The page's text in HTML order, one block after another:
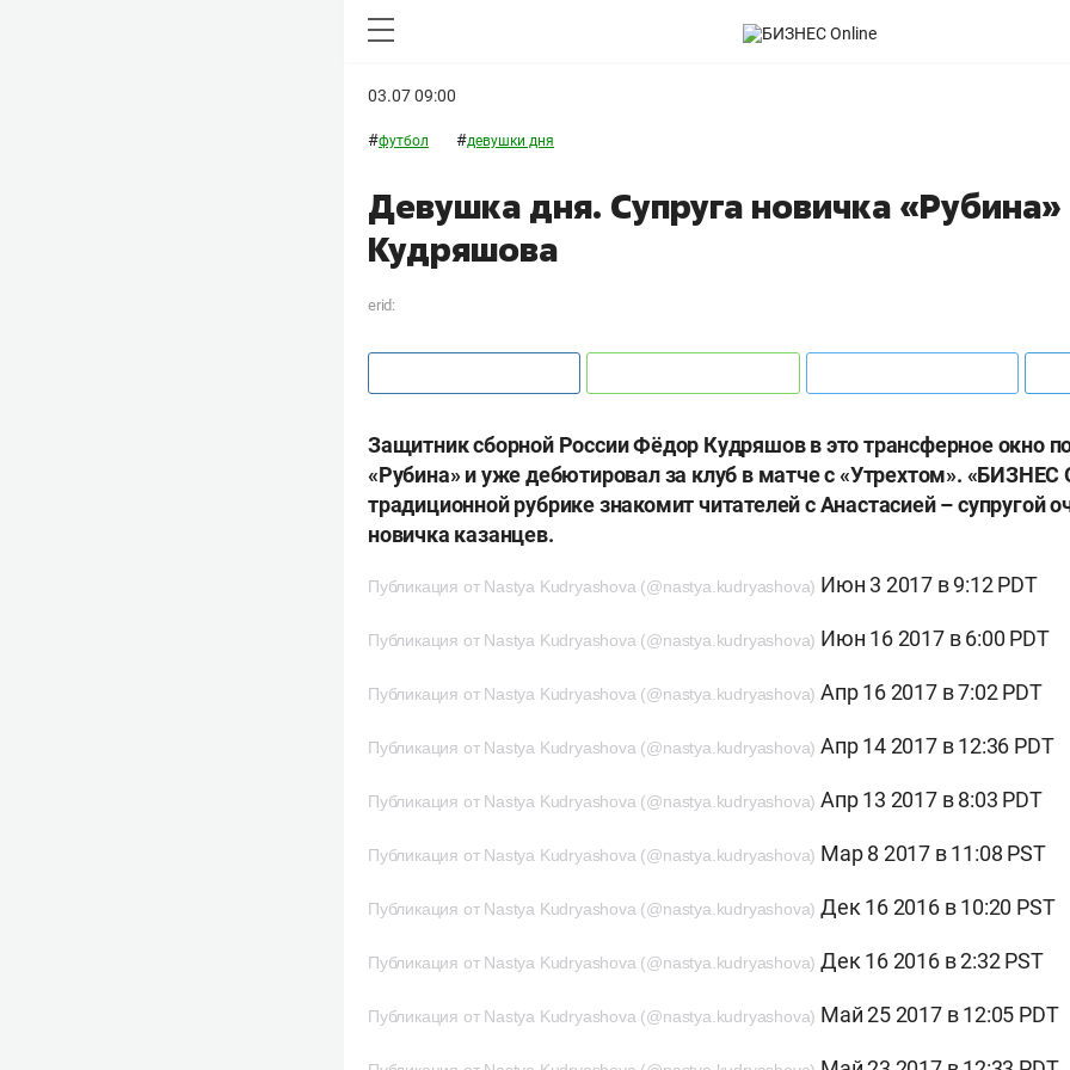
03.07 09:00
#футбол #девушки дня
Девушка дня. Супруга новичка
Кудряшова
erid:
Защитник сборной России Фёдор Кудряшов в это трансферное окно
«Рубина» и уже дебютировал за клуб в матче с «Утрехтом». «БИЗНЕС
традиционной рубрике знакомит читателей с Анастасией – супругой
новичка казанцев.
Публикация от Nastya Kudryashova (@nastya.kudryashova) Июн 3 2017 в 9:12 PDT
Публикация от Nastya Kudryashova (@nastya.kudryashova) Июн 16 2017 в 6:00 PDT
Публикация от Nastya Kudryashova (@nastya.kudryashova) Апр 16 2017 в 7:02 PDT
Публикация от Nastya Kudryashova (@nastya.kudryashova) Апр 14 2017 в 12:36 PDT
Публикация от Nastya Kudryashova (@nastya.kudryashova) Апр 13 2017 в 8:03 PDT
Публикация от Nastya Kudryashova (@nastya.kudryashova) Мар 8 2017 в 11:08 PST
Публикация от Nastya Kudryashova (@nastya.kudryashova) Дек 16 2016 в 10:20 PST
Публикация от Nastya Kudryashova (@nastya.kudryashova) Дек 16 2016 в 2:32 PST
Публикация от Nastya Kudryashova (@nastya.kudryashova) Май 25 2017 в 12:05 PDT